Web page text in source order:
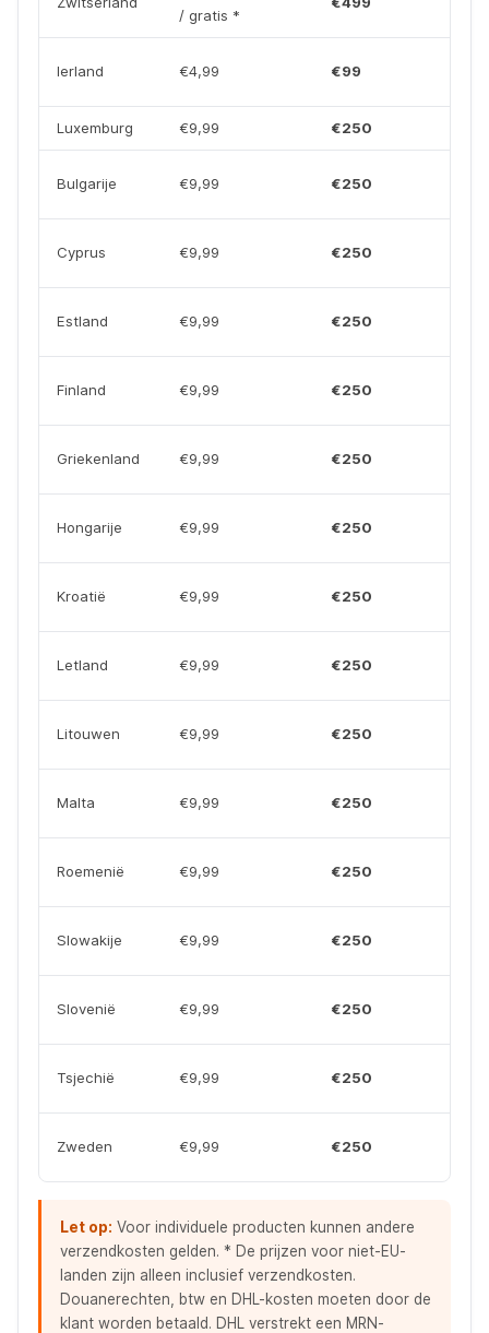
/ gratis *
Ierland €4,99 €99
Luxemburg €9,99 €250
Bulgarije €9,99 €250
Cyprus €9,99 €250
Estland €9,99 €250
Finland €9,99 €250
Griekenland €9,99 €250
Hongarije €9,99 €250
Kroatië €9,99 €250
Letland €9,99 €250
Litouwen €9,99 €250
Malta €9,99 €250
Roemenië €9,99 €250
Slowakije €9,99 €250
Slovenië €9,99 €250
Tsjechië €9,99 €250
Zweden €9,99 €250
Let op: Voor individuele producten kunnen andere
verzendkosten gelden. * De prijzen voor niet-EU-
landen zijn alleen inclusief verzendkosten.
Douanerechten, btw en DHL-kosten moeten door de
klant worden betaald. DHL verstrekt een MRN-